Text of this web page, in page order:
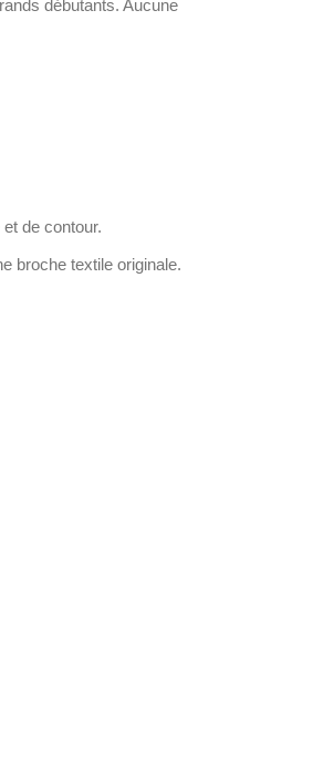
débutants. Aucune
de contour.
broche textile originale.